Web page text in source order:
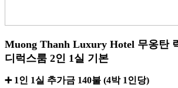
Muong Thanh Luxury Hotel 무옹탄
디럭스룸 2인 1실 기본
➕ 1인 1실 추가금 140불 (4박 1인당)